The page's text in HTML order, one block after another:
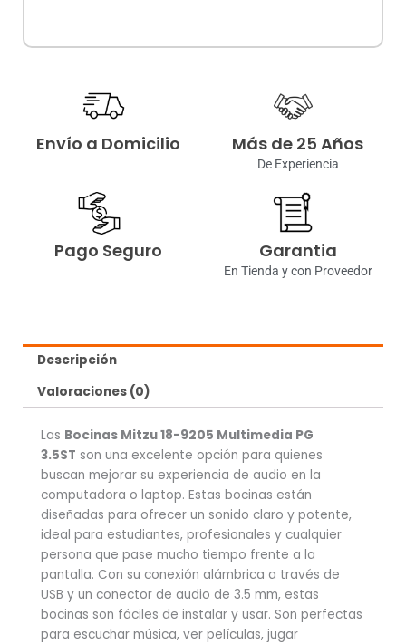
Envío a Domicilio Más de 25 Años
De Experiencia
Pago Seguro Garantia
En Tienda y con Proveedor
Descripción
Valoraciones (0)
Las Bocinas Mitzu 18-9205 Multimedia PG
3.5ST son una excelente opción para quienes
buscan mejorar su experiencia de audio en la
computadora o laptop. Estas bocinas están
diseñadas para ofrecer un sonido claro y potente,
ideal para estudiantes, profesionales y cualquier
persona que pase mucho tiempo frente a la
pantalla. Con su conexión alámbrica a través de
USB y un conector de audio de 3.5 mm, estas
bocinas son fáciles de instalar y usar. Son perfectas
para escuchar música, ver películas, jugar